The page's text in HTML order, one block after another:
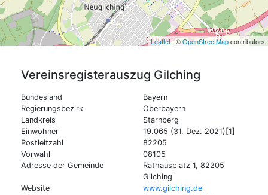
Leaflet| ©OpenStreetMapcontributors
Vereinsregisterauszug Gilching
Bundesland
Bayern
Regierungsbezirk
Oberbayern
Landkreis
Starnberg
Einwohner
19.065 (31. Dez. 2021)[1]
Postleitzahl
82205
Vorwahl
08105
Adresse der Gemeinde
Rathausplatz 1, 82205
Gilching
Website
www.gilching.de